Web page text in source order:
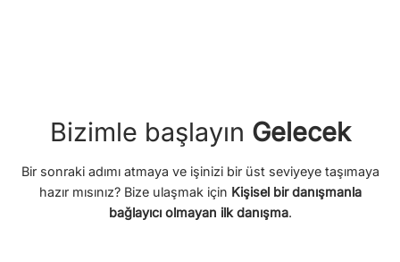
Bizimle başlayın Gelecek
Bir sonraki adımı atmaya ve işinizi bir üst seviyeye taşımaya
hazır mısınız? Bize ulaşmak için Kişisel bir danışmanla
bağlayıcı olmayan ilk danışma.